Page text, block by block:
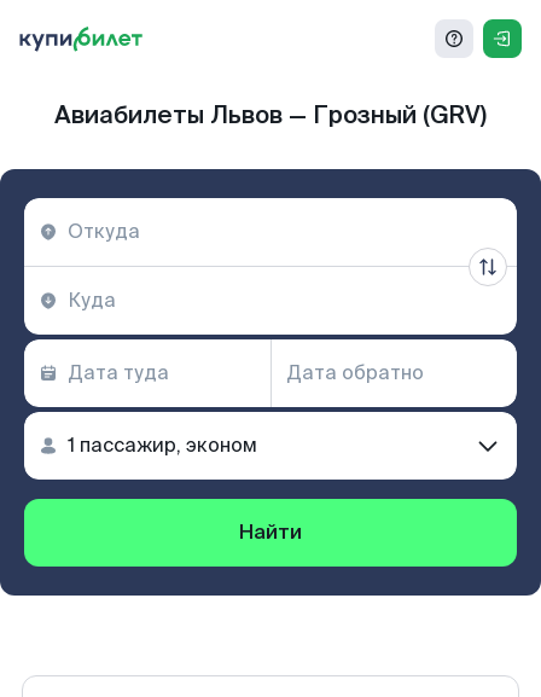
Авиабилеты Львов — Грозный (GRV)
Найти